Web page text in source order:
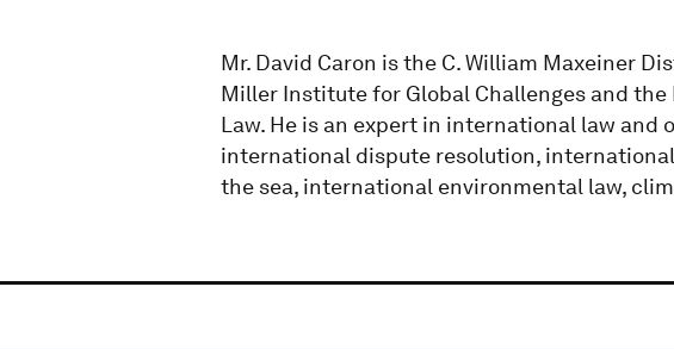
Mr. David Caron is the C. William Maxeiner
Miller Institute for Global Challenges and
Law. He is an expert in international law
international dispute resolution,
the sea, international environmental law,